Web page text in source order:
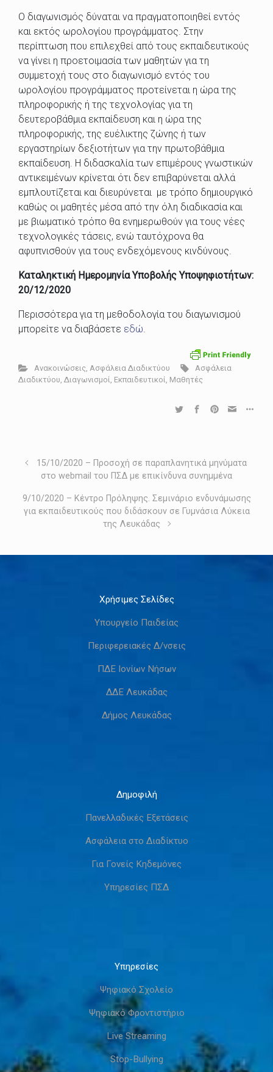
Ο διαγωνισμός δύναται να πραγματοποιηθεί εντός
και εκτός ωρολογίου προγράμματος. Στην
περίπτωση που επιλεχθεί από τους εκπαιδευτικούς
να γίνει η προετοιμασία των μαθητών για τη
συμμετοχή τους στο διαγωνισμό εντός του
ωρολογίου προγράμματος προτείνεται η ώρα της
πληροφορικής ή της τεχνολογίας για τη
δευτεροβάθμια εκπαίδευση και η ώρα της
πληροφορικής, της ευέλικτης ζώνης ή των
εργαστηρίων δεξιοτήτων για την πρωτοβάθμια
εκπαίδευση. Η διδασκαλία των επιμέρους γνωστικών
αντικειμένων κρίνεται ότι δεν επιβαρύνεται αλλά
εμπλουτίζεται και διευρύνεται με τρόπο δημιουργικό
καθώς οι μαθητές μέσα από την όλη διαδικασία και
με βιωματικό τρόπο θα ενημερωθούν για τους νέες
τεχνολογικές τάσεις, ενώ ταυτόχρονα θα
αφυπνισθούν για τους ενδεχόμενους κινδύνους.
Καταληκτική Ημερομηνία Υποβολής Υποψηφιοτήτων:
20/12/2020
Περισσότερα για τη μεθοδολογία του διαγωνισμού
μπορείτε να διαβάσετε εδώ.
Ανακοινώσεις Ασφάλεια Διαδικτύου
Ασφάλεια
Διαδικτύου Διαγωνισμοί Εκπαιδευτικοί Μαθητές
15/10/2020 – Προσοχή σε παραπλανητικά μηνύματα
στο webmail του ΠΣΔ με επικίνδυνα συνημμένα
9/10/2020 – Κέντρο Πρόληψης. Σεμινάριο ενδυνάμωσης
για εκπαιδευτικούς που διδάσκουν σε Γυμνάσια Λύκεια
της Λευκάδας
Χρήσιμες Σελίδες
Υπουργείο Παιδείας
Περιφερειακές Δ/νσεις
ΠΔΕ Ιονίων Νήσων
ΔΔΕ Λευκάδας
Δήμος Λευκάδας
Δημοφιλή
Πανελλαδικές Εξετάσεις
Ασφάλεια στο Διαδίκτυο
Για Γονείς Κηδεμόνες
Υπηρεσίες ΠΣΔ
Υπηρεσίες
Ψηφιακό Σχολείο
Ψηφιακό Φροντιστήριο
Live Streaming
Stop-Bullying